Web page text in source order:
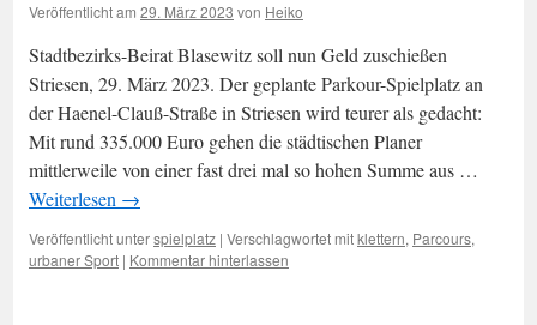
Veröffentlicht am 29. März 2023 von Heiko
Stadtbezirks-Beirat Blasewitz soll nun Geld zuschießen
Striesen, 29. März 2023. Der geplante Parkour-Spielplatz an
der Haenel-Clauß-Straße in Striesen wird teurer als gedacht:
Mit rund 335.000 Euro gehen die städtischen Planer
mittlerweile von einer fast drei mal so hohen Summe aus …
Weiterlesen →
Veröffentlicht unterspielplatz | Verschlagwortet mitklettern, Parcours,
urbaner Sport | Kommentar hinterlassen